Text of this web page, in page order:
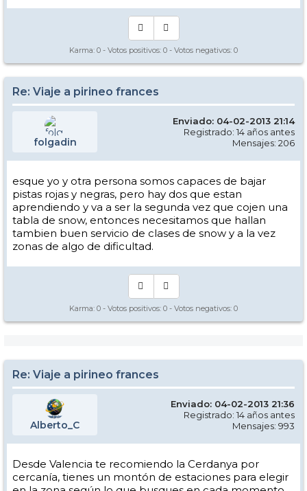
Karma: 0 - Votos positivos: 0 - Votos negativos: 0
Re: Viaje a pirineo frances
folgadin
Enviado: 04-02-2013 21:14
Registrado: 14 años antes
Mensajes: 206
esque yo y otra persona somos capaces de bajar
pistas rojas y negras, pero hay dos que estan
aprendiendo y va a ser la segunda vez que cojen una
tabla de snow, entonces necesitamos que hallan
tambien buen servicio de clases de snow y a la vez
zonas de algo de dificultad.
Karma: 0 - Votos positivos: 0 - Votos negativos: 0
Re: Viaje a pirineo frances
Alberto_C
Enviado: 04-02-2013 21:36
Registrado: 14 años antes
Mensajes: 993
Desde Valencia te recomiendo la Cerdanya por
cercanía, tienes un montón de estaciones para elegir